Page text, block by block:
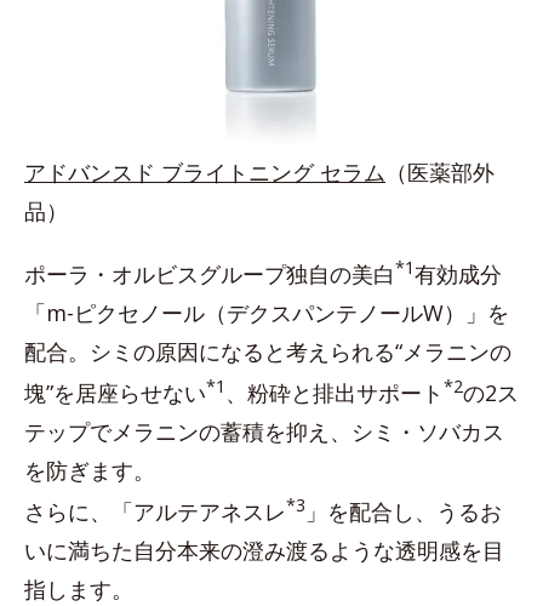
アドバンスド ブライトニング セラム （医薬部外
品）
ポーラ・オルビスグループ独自の美白*1有効成分
「m-ピクセノール（デクスパンテノールW）」を
配合。シミの原因になると考えられる“メラニンの
塊”を居座らせない*1 、粉砕と排出サポート *2の2ス
テップでメラニンの蓄積を抑え、シミ・ソバカス
を防ぎます。
さらに、「アルテアネスレ*3 」を配合し、うるお
いに満ちた自分本来の澄み渡るような透明感を目
指します。